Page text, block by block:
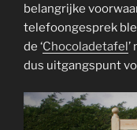
belangrijke
telefoongesprek
de ‘Chocoladetafel
dus uitgangspunt